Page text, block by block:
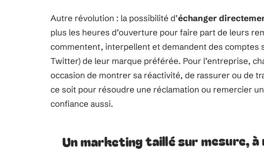
Autre révolution : la possibilité d’échanger
plus les heures d’ouverture pour faire part de leurs
commentent, interpellent et demandent des comptes
Twitter) de leur marque préférée. Pour l’entreprise,
occasion de montrer sa réactivité, de rassurer ou de
ce soit pour résoudre une réclamation ou remercier
confiance aussi.
Un marketing taillé sur mesure,